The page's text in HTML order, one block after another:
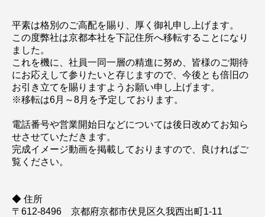
平素は格別のご高配を賜り、厚く御礼申し上げます。
この度弊社は京都本社を下記住所へ移転することになり
ました。
これを機に、社員一同一層の精進に努め、皆様のご期待
にお応えして参りたいと存じますので、今後とも倍旧の
お引き立てを賜りますようお願い申し上げます。
※移転は6月～8月を予定しております。
電話番号や営業開始日などについては後日改めてお知ら
せさせていただきます。
完成イメージ動画を掲載しておりますので、良ければご
覧ください。
◆ 住所
〒612-8496 京都府京都市伏見区久我西出町1-11